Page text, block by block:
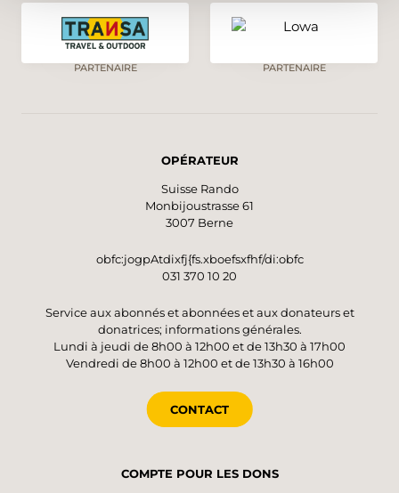
PARTENAIRE PARTENAIRE
OPÉRATEUR
Suisse Rando
Monbijoustrasse 61
3007 Berne
obfc:jogpAtdixfj{fs.xboefsxfhf/di:obfc
031 370 10 20
Service aux abonnés et abonnées et aux donateurs et
donatrices; informations générales.
Lundi à jeudi de 8h00 à 12h00 et de 13h30 à 17h00
Vendredi de 8h00 à 12h00 et de 13h30 à 16h00
CONTACT
COMPTE POUR LES DONS